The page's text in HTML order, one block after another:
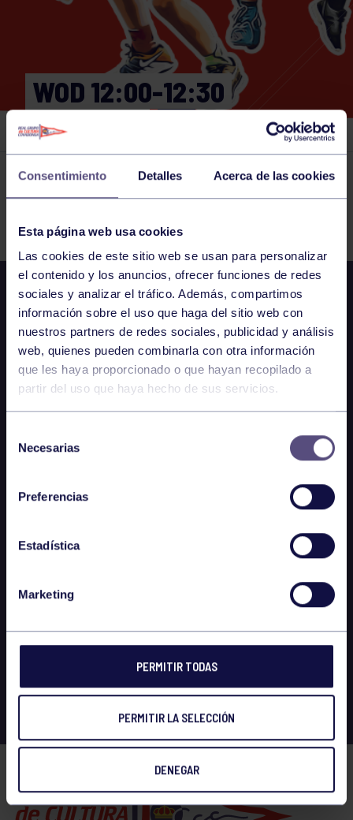
Consentimiento Detalles Acerca de las cookies
Esta página web usa cookies
Las cookies de este sitio web se usan para personalizar
el contenido y los anuncios, ofrecer funciones de redes
sociales y analizar el tráfico. Además, compartimos
información sobre el uso que haga del sitio web con
nuestros partners de redes sociales, publicidad y análisis
web, quienes pueden combinarla con otra información
que les haya proporcionado o que hayan recopilado a
partir del uso que haya hecho de sus servicios.
Necesarias
Preferencias
Estadística
Marketing
PERMITIR TODAS
PERMITIR LA SELECCIÓN
DENEGAR
WOD 12:00-12:30
GIMNASIO